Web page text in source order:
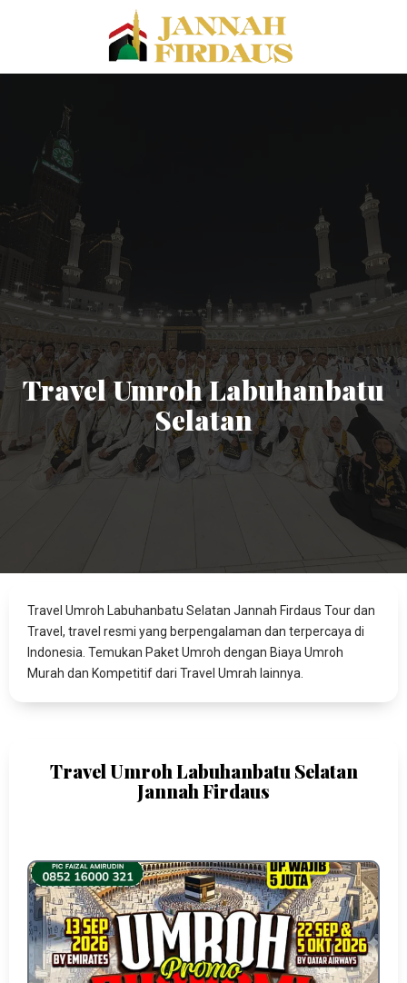
Travel Umroh Labuhanbatu
Selatan
Travel Umroh Labuhanbatu Selatan Jannah Firdaus Tour dan
Travel, travel resmi yang berpengalaman dan terpercaya di
Indonesia. Temukan Paket Umroh dengan Biaya Umroh
Murah dan Kompetitif dari Travel Umrah lainnya.
Travel Umroh Labuhanbatu Selatan
Jannah Firdaus